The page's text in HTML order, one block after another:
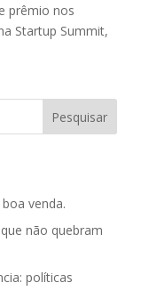
prêmio nos
Startup Summit,
Pesquisar
venda.
não quebram
políticas